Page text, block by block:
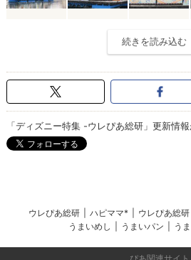
続きを読み込む
「ディズニー特集 -ウレぴあ総研」更新情
ウレぴあ総研 ハピママ* ウレぴあ総
うまいめし
うまいパン う